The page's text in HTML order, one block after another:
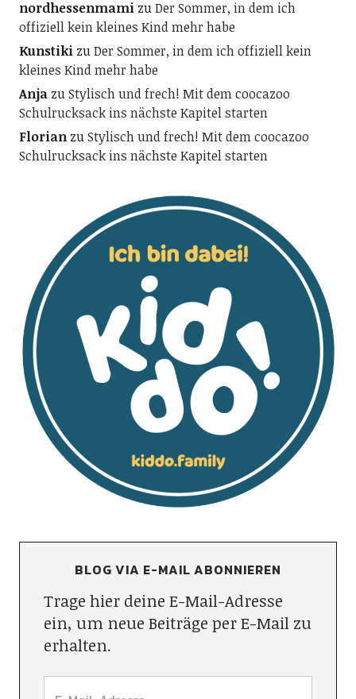
nordhessenmamizuDer Sommer, in dem ich
offiziell kein kleines Kind mehr habe
KunstikizuDer Sommer, in dem ich offiziell kein
kleines Kind mehr habe
AnjazuStylisch und frech! Mit dem coocazoo
Schulrucksack ins nächste Kapitel starten
FlorianzuStylisch und frech! Mit dem coocazoo
Schulrucksack ins nächste Kapitel starten
BLOG VIA E-MAIL ABONNIEREN
Trage hier deine E-Mail-Adresse
ein, um neue Beiträge per E-Mail zu
erhalten.